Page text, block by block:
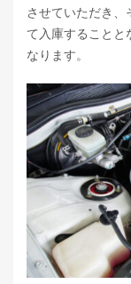
させていただき、
て入庫することと
なります。